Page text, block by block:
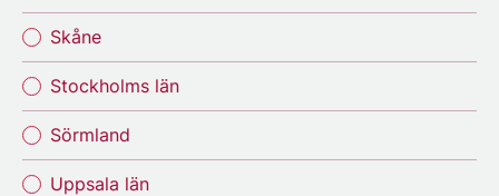
Skåne
Stockholms län
Sörmland
Uppsala län